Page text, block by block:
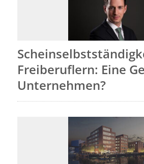
Freiberuflern: Eine
Unternehmen?